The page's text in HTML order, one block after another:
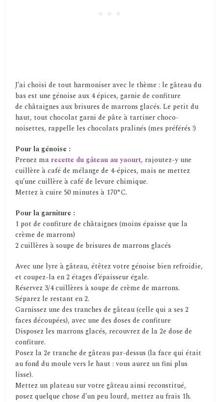
J’ai choisi de tout harmoniser avec le thème : le gâteau du
bas est une génoise aux 4 épices, garnie de confiture
de châtaignes aux brisures de marrons glacés. Le petit du
haut, tout chocolat garni de pâte à tartiner choco-
noisettes, rappelle les chocolats pralinés (mes préférés !)
Pour la génoise :
Prenez marecette du gâteau au yaourt, rajoutez-y une
cuillère à café de mélange de 4-épices, mais ne mettez
qu’une cuillère à café de levure chimique.
Mettez à cuire 50 minutes à 170°C.
Pour la garniture :
1 pot de confiture de châtaignes (moins épaisse que la
crème de marrons)
2 cuillères à soupe de brisures de marrons glacés
Avec une lyre à gâteau, étêtez votre génoise bien refroidie,
et coupez-la en 2 étages d’épaisseur égale.
Réservez 3/4 cuillères à soupe de crème de marrons.
Séparez le restant en 2.
Garnissez une des tranches de gâteau (celle qui a ses 2
faces découpées), avec une des doses de confiture
Disposez les marrons glacés, recouvrez de la 2e dose de
confiture.
Posez la 2e tranche de gâteau par-dessus (la face qui était
au fond du moule vers le haut : vous aurez un fini plus
lisse).
Mettez un plateau sur votre gâteau ainsi reconstitué,
posez quelque chose d’un peu lourd, mettez au frais 1h.